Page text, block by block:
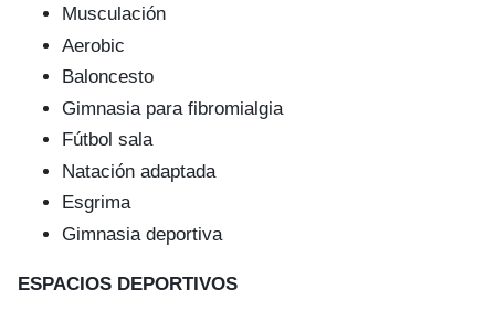
Musculación
Aerobic
Baloncesto
Gimnasia para fibromialgia
Fútbol sala
Natación adaptada
Esgrima
Gimnasia deportiva
ESPACIOS DEPORTIVOS